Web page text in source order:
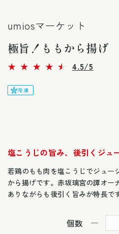
ア
を
開
umiosマーケット
極旨！ももから揚げ
4.5/5レ
冷凍
塩こうじの旨み、後引くジュ
若鶏のもも肉を塩こうじでジュー
から揚げです。赤坂璃宮の譚オー
ありながらも後引く旨みが特長です
個数